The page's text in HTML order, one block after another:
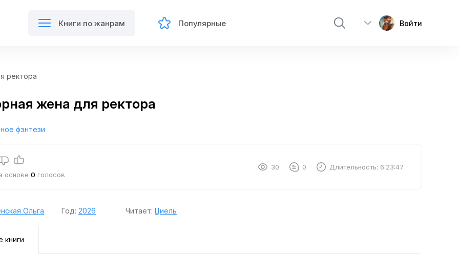
Книги по жанрам Популярные Войти
ректора
жена для ректора
фэнтези
основе 0 голосов
30 0 Длительность: 6:23:47
Ольга Год: 2026 Читает: Циель
книги